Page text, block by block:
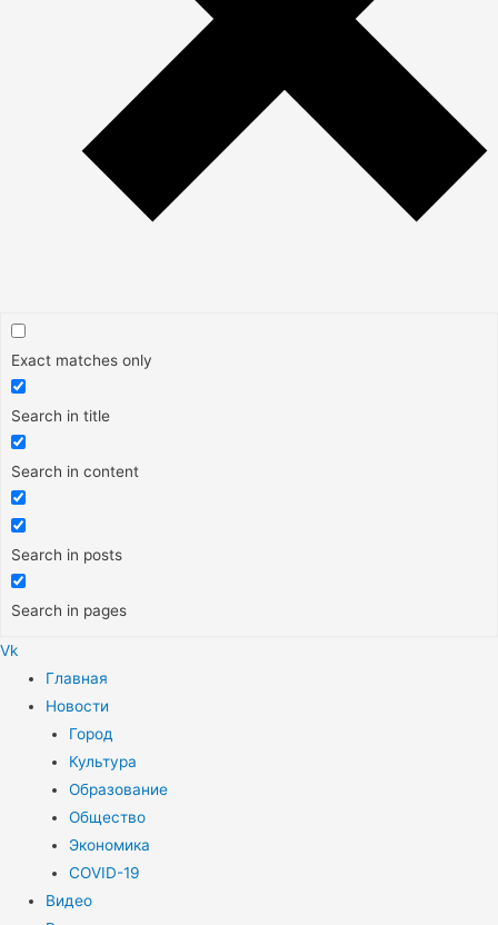
Exact matches only
Search in title
Search in content
Search in posts
Search in pages
Vk
Меню
Главная
Новости
Город
Культура
Образование
Общество
Экономика
COVID-19
Видео